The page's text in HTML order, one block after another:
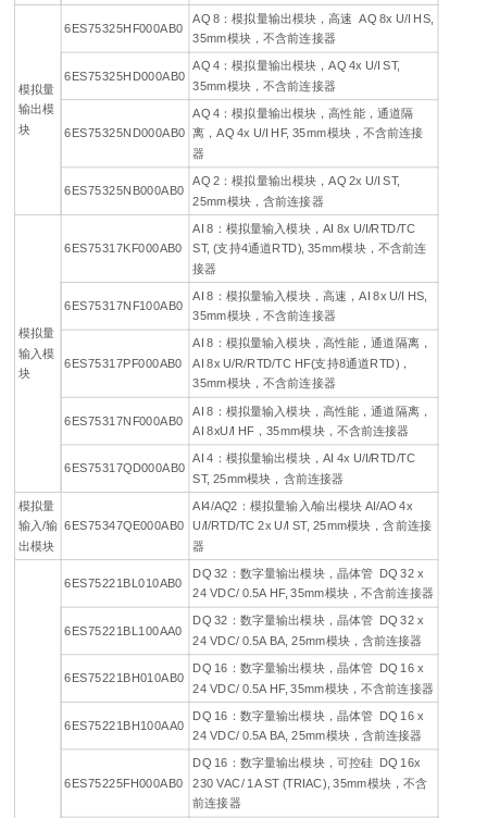
模拟量
输出模
块
6ES75325HF000AB0
AQ 8：模拟量输出模块，高速 AQ 8x U/I HS,
35mm模块，不含前连接器
6ES75325HD000AB0
AQ 4：模拟量输出模块，AQ 4x U/I ST,
35mm模块，不含前连接器
6ES75325ND000AB0
AQ 4：模拟量输出模块，高性能，通道隔
离，AQ 4x U/I HF, 35mm模块，不含前连接
器
6ES75325NB000AB0
AQ 2：模拟量输出模块，AQ 2x U/I ST,
25mm模块，含前连接器
模拟量
输入模
块
6ES75317KF000AB0
AI 8：模拟量输入模块，AI 8x U/I/RTD/TC
ST, (支持4通道RTD), 35mm模块，不含前连
接器
6ES75317NF100AB0
AI 8：模拟量输入模块，高速，AI 8x U/I HS,
35mm模块，不含前连接器
6ES75317PF000AB0
AI 8：模拟量输入模块，高性能，通道隔离，
AI 8x U/R/RTD/TC HF(支持8通道RTD)，
35mm模块，不含前连接器
6ES75317NF000AB0
AI 8：模拟量输入模块，高性能，通道隔离，
AI 8xU/I HF，35mm模块，不含前连接器
6ES75317QD000AB0
AI 4：模拟量输出模块，AI 4x U/I/RTD/TC
ST, 25mm模块，含前连接器
模拟量
输入/输
出模块
6ES75347QE000AB0
AI4/AQ2：模拟量输入/输出模块 AI/AO 4x
U/I/RTD/TC 2x U/I ST, 25mm模块，含前连接
器
6ES75221BL010AB0
DQ 32：数字量输出模块，晶体管 DQ 32 x
24 VDC/ 0.5A HF, 35mm模块，不含前连接器
6ES75221BL100AA0
DQ 32：数字量输出模块，晶体管 DQ 32 x
24 VDC/ 0.5A BA, 25mm模块，含前连接器
6ES75221BH010AB0
DQ 16：数字量输出模块，晶体管 DQ 16 x
24 VDC/ 0.5A HF, 35mm模块，不含前连接器
6ES75221BH100AA0
DQ 16：数字量输出模块，晶体管 DQ 16 x
24 VDC/ 0.5A BA, 25mm模块，含前连接器
6ES75225FH000AB0
DQ 16：数字量输出模块，可控硅 DQ 16x
230 VAC/ 1A ST (TRIAC), 35mm模块，不含
前连接器